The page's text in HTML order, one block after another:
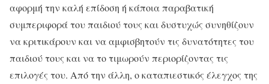
αφορμή την καλή επίδοση ή κάποια παραβατική
συμπεριφορά του παιδιού τους και δυστυχώς συνηθίζουν
να κριτικάρουν και να αμφισβητούν τις δυνατότητες του
παιδιού τους και να το τιμωρούν περιορίζοντας τις
επιλογές του. Από την άλλη, ο καταπιεστικός έλεγχος της